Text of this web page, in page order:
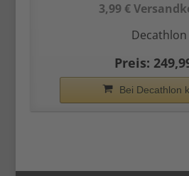
3,99 €
Decathlon
Preis:
Bei Decathlon